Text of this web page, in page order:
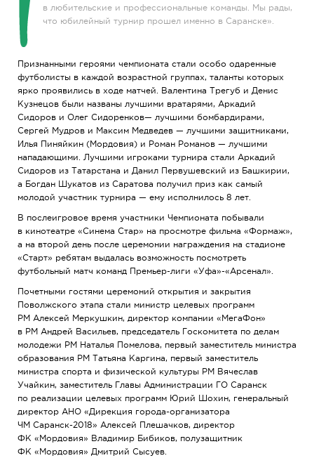
в любительские и профессиональные команды. Мы рады,
что юбилейный турнир прошел именно в Саранске».
Признанными героями чемпионата стали особо одаренные
футболисты в каждой возрастной группах, таланты которых
ярко проявились в ходе матчей. Валентина Трегуб и Денис
Кузнецов были названы лучшими вратарями, Аркадий
Сидоров и Олег Сидоренков— лучшими бомбардирами,
Сергей Мудров и Максим Медведев — лучшими защитниками,
Илья Пиняйкин (Мордовия) и Роман Романов — лучшими
нападающими. Лучшими игроками турнира стали Аркадий
Сидоров из Татарстана и Данил Первушевский из Башкирии,
а Богдан Шукатов из Саратова получил приз как самый
молодой участник турнира — ему исполнилось 8 лет.
В послеигровое время участники Чемпионата побывали
в кинотеатре «Синема Стар» на просмотре фильма «Формаж»,
а на второй день после церемонии награждения на стадионе
«Старт» ребятам выдалась возможность посмотреть
футбольный матч команд Премьер-лиги «Уфа»-«Арсенал».
Почетными гостями церемоний открытия и закрытия
Поволжского этапа стали министр целевых программ
РМ Алексей Меркушкин, директор компании «МегаФон»
в РМ Андрей Васильев, председатель Госкомитета по делам
молодежи РМ Наталья Помелова, первый заместитель министра
образования РМ Татьяна Каргина, первый заместитель
министра спорта и физической культуры РМ Вячеслав
Учайкин, заместитель Главы Администрации ГО Саранск
по реализации целевых программ Юрий Шохин, генеральный
директор АНО «Дирекция города-организатора
ЧМ Саранск-2018» Алексей Плешачков, директор
ФК «Мордовия» Владимир Бибиков, полузащитник
ФК «Мордовия» Дмитрий Сысуев.